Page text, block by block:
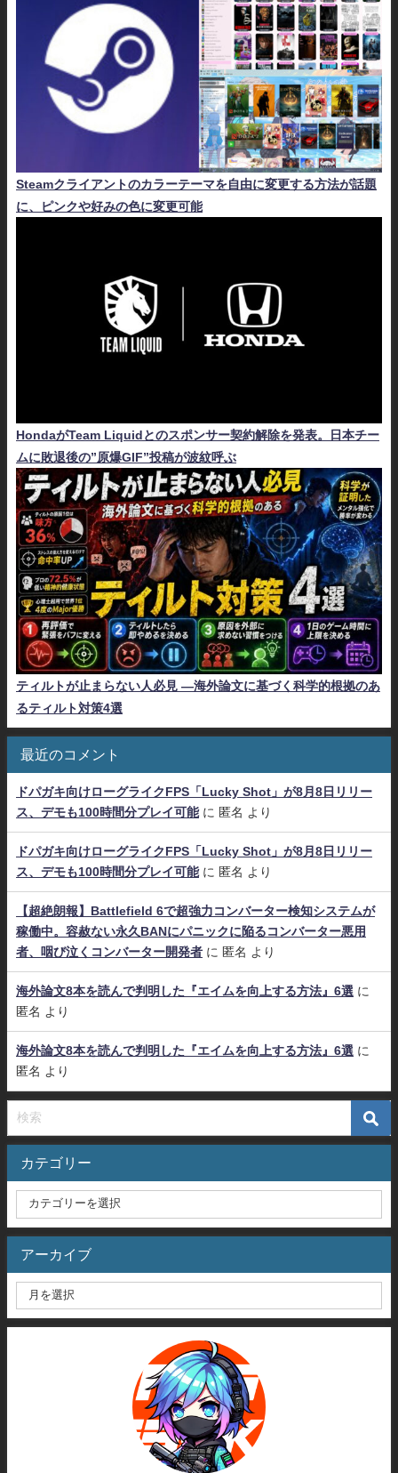
Steamクライアントのカラーテーマを自由に変更する方法が話題
に、ピンクや好みの色に変更可能
HondaがTeam Liquidとのスポンサー契約解除を発表。日本チー
ムに敗退後の”原爆GIF”投稿が波紋呼ぶ
ティルトが止まらない人必見 ―海外論文に基づく科学的根拠のあ
るティルト対策4選
最近のコメント
ドパガキ向けローグライクFPS「Lucky Shot」が8月8日リリー
ス、デモも100時間分プレイ可能に 匿名 より
ドパガキ向けローグライクFPS「Lucky Shot」が8月8日リリー
ス、デモも100時間分プレイ可能に 匿名 より
【超絶朗報】Battlefield 6で超強力コンバーター検知システムが
稼働中。容赦ない永久BANにパニックに陥るコンバーター悪用
者、咽び泣くコンバーター開発者 に 匿名 より
海外論文8本を読んで判明した『エイムを向上する方法』6選 に
匿名
より
海外論文8本を読んで判明した『エイムを向上する方法』6選 に
匿名
より
カテゴリー
アーカイブ